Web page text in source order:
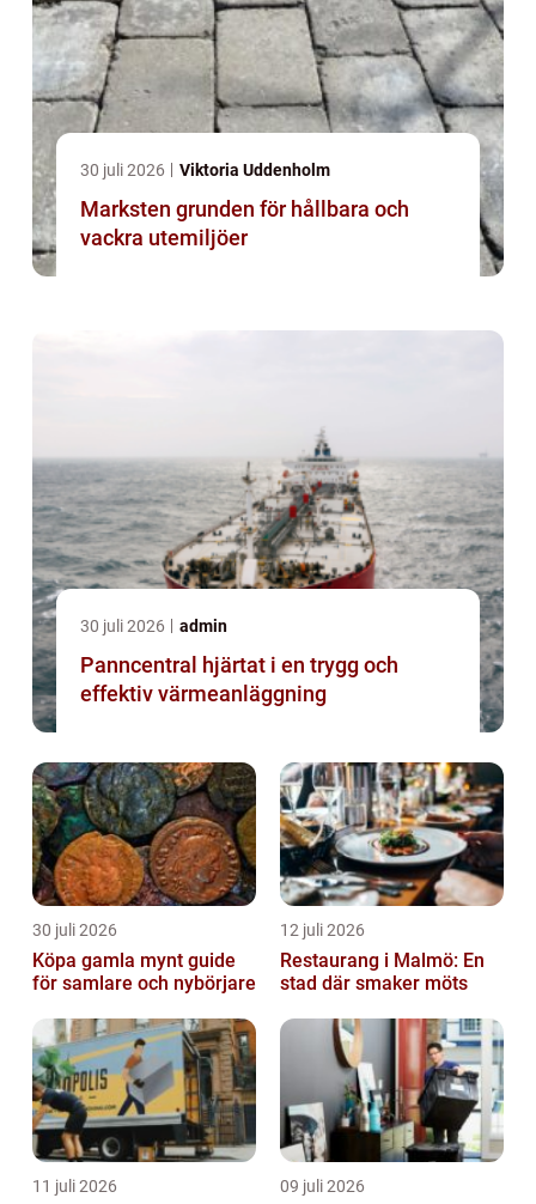
30 juli 2026 Viktoria Uddenholm
Marksten grunden för hållbara och
vackra utemiljöer
30 juli 2026 admin
Panncentral hjärtat i en trygg och
effektiv värmeanläggning
30 juli 2026
Köpa gamla mynt guide
för samlare och nybörjare
12 juli 2026
Restaurang i Malmö: En
stad där smaker möts
11 juli 2026 09 juli 2026